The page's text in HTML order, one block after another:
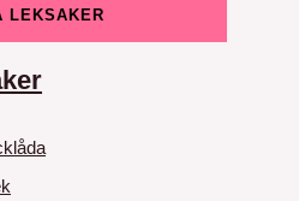
LEKSAKER